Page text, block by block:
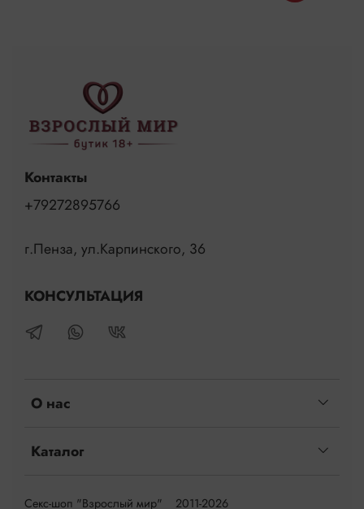
О нас
Каталог
Контакты
+79272895766
г.Пенза, ул.Карпинского, 36
КОНСУЛЬТАЦИЯ
Секс-шоп "Взрослый мир" 2011-2026